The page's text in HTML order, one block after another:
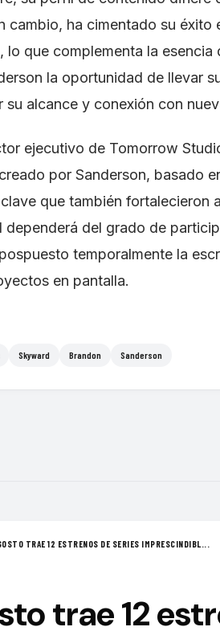
cambio, ha cimentado su
lo que complementa la
la oportunidad de llevar
su alcance y conexión con
ejecutivo de Tomorrow
por Sanderson, basado
que también fortalecieron
dependerá del grado de
temporalmente la
en pantalla.
Skyward Brandon Sanderson
TRAE 12 ESTRENOS DE SERIES IMPRESCINDIBL...
trae 12